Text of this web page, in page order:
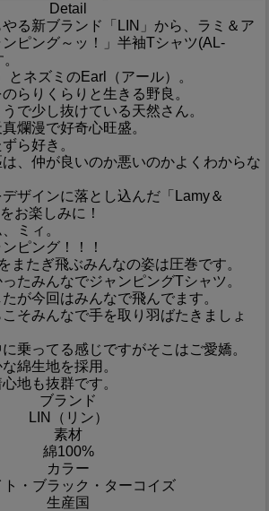
Detail
る新ブランド「LIN」から、ラミ＆ア
ピング～ッ！」半袖Tシャツ(AL-
とネズミのEarl（アール）。
らりくらりと生きる野良。
で少し抜けている天然さん。
爛漫で好奇心旺盛。
ら好き。
、仲が良いのか悪いのかよくわからな
ザインに落とし込んだ「Lamy＆
お楽しみに！
ミィ。
ピング！！！
またぎ飛ぶみんなの姿は圧巻です。
たみんなでジャンピングTシャツ。
が今回はみんなで飛んでます。
そみんなで手を取り羽ばたきましょ
乗ってる感じですがそこはご愛嬌。
綿生地を採用。
地も抜群です。
ブランド
LIN（リン）
素材
綿100%
カラー
ト・ブラック・ターコイズ
生産国